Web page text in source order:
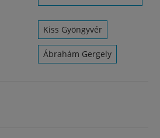
Kiss Gyöngyvér
Ábrahám Gergely